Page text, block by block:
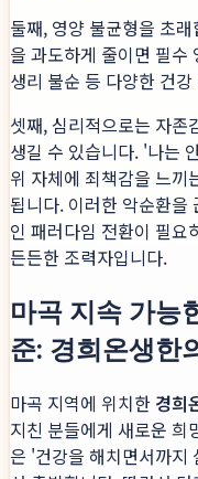
둘째, 영양 불균형을 초
을 과도하게 줄이면 필수
생리 불순 등 다양한 건
셋째, 심리적으로는 자존
생길 수 있습니다. '나는
위 자체에 죄책감을 느끼
됩니다. 이러한 악순환을
인 패러다임 전환이 필요
든든한 조력자입니다.
마곡 지속 가능
준: 경희온생한
마곡 지역에 위치한 경희
지친 분들에게 새로운 희
은 '건강을 해치면서까지